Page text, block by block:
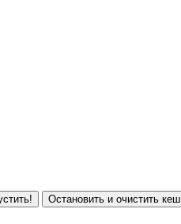
Остановить и очистить кеш.